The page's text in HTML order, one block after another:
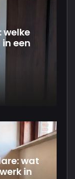
welke
een
wat
in